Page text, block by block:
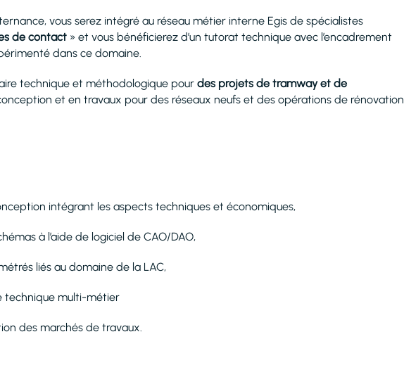
vous serez intégré au réseau métier interne Egis de spécialistes
de contact » et vous bénéficierez d’un tutorat technique avec l’encadrement
dans ce domaine.
technique et méthodologique pour des projets de tramway et de
et en travaux pour des réseaux neufs et des opérations de rénovation
intégrant les aspects techniques et économiques,
à l’aide de logiciel de CAO/DAO,
liés au domaine de la LAC,
technique multi-métier
des marchés de travaux.